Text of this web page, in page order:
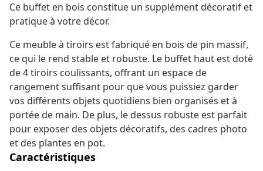
Ce buffet en bois constitue un supplément décoratif et
pratique à votre décor.
Ce meuble à tiroirs est fabriqué en bois de pin massif,
ce qui le rend stable et robuste. Le buffet haut est doté
de 4 tiroirs coulissants, offrant un espace de
rangement suffisant pour que vous puissiez garder
vos différents objets quotidiens bien organisés et à
portée de main. De plus, le dessus robuste est parfait
pour exposer des objets décoratifs, des cadres photo
et des plantes en pot.
Caractéristiques